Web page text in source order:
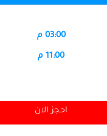
03:00 م
11:00 م
احجز الان